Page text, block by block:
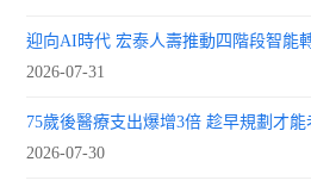
迎向AI時代 宏泰人壽推動四階段智能
2026-07-31
75歲後醫療支出爆增3倍 趁早規劃才能
2026-07-30